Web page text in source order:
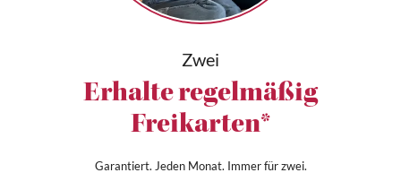
Zwei
Erhalte regelmäßig
Freikarten*
Garantiert. Jeden Monat. Immer für zwei.